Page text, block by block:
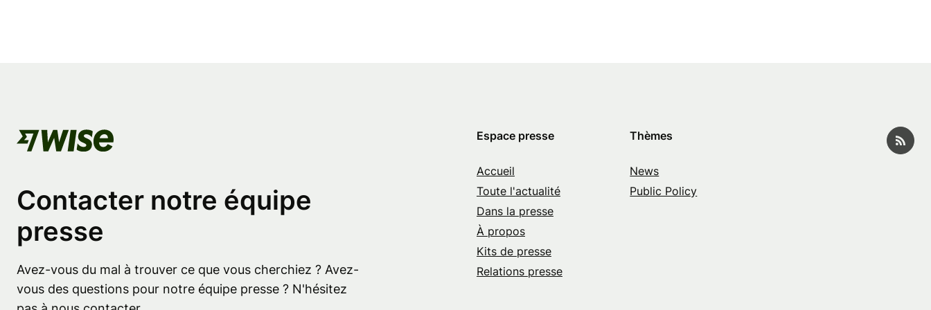
Contacter notre équipe
presse
Avez-vous du mal à trouver ce que vous cherchiez ? Avez-
vous des questions pour notre équipe presse ? N'hésitez
Espace presse
Accueil
Toute l'actualité
Dans la presse
À propos
Kits de presse
Relations presse
Thèmes
News
Public Policy